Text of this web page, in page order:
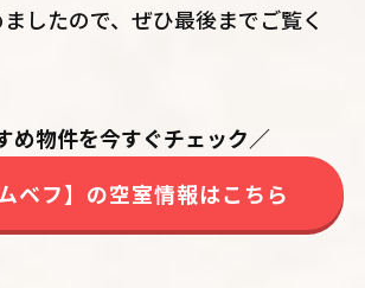
したので、ぜひ最後までご覧く
め物件を今すぐチェック／
ムベフ】の空室情報はこちら